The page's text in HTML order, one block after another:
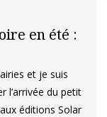
en été :
et je suis
l’arrivée du petit
éditions Solar